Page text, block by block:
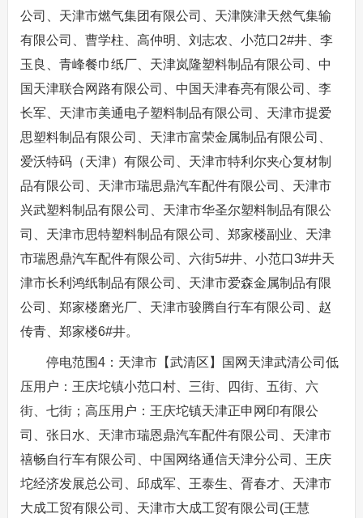
公司、天津市燃气集团有限公司、天津陕津天然气集输
有限公司、曹学柱、高仲明、刘志农、小范口2#井、李
玉良、青峰餐巾纸厂、天津岚隆塑料制品有限公司、中
国天津联合网路有限公司、中国天津春亮有限公司、李
长军、天津市美通电子塑料制品有限公司、天津市提爱
思塑料制品有限公司、天津市富荣金属制品有限公司、
爱沃特码（天津）有限公司、天津市特利尔夹心复材制
品有限公司、天津市瑞思鼎汽车配件有限公司、天津市
兴武塑料制品有限公司、天津市华圣尔塑料制品有限公
司、天津市思特塑料制品有限公司、郑家楼副业、天津
市瑞恩鼎汽车配件有限公司、六街5#井、小范口3#井天
津市长利鸿纸制品有限公司、天津市爱森金属制品有限
公司、郑家楼磨光厂、天津市骏腾自行车有限公司、赵
传青、郑家楼6#井。
停电范围4：天津市【武清区】国网天津武清公司低
压用户：王庆坨镇小范口村、三街、四街、五街、六
街、七街；高压用户：王庆坨镇天津正申网印有限公
司、张日水、天津市瑞恩鼎汽车配件有限公司、天津市
禧畅自行车有限公司、中国网络通信天津分公司、王庆
坨经济发展总公司、邱成军、王泰生、胥春才、天津市
大成工贸有限公司、天津市大成工贸有限公司(王慧